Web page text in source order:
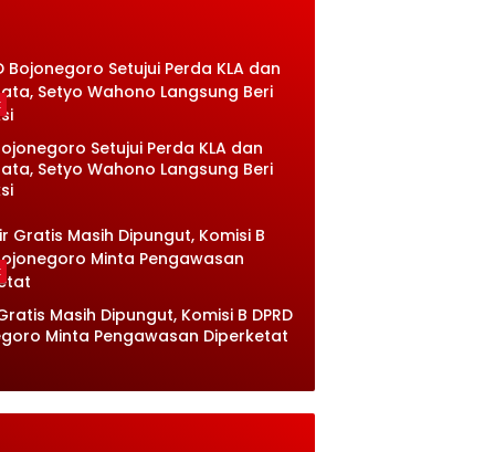
Setujui Perda KLA dan
Setyo Wahono Langsung Beri
Masih Dipungut, Komisi B DPRD
Minta Pengawasan Diperketat